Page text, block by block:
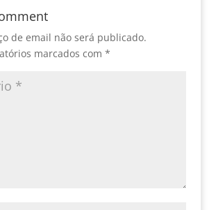
de email não será publicado.
marcados com *